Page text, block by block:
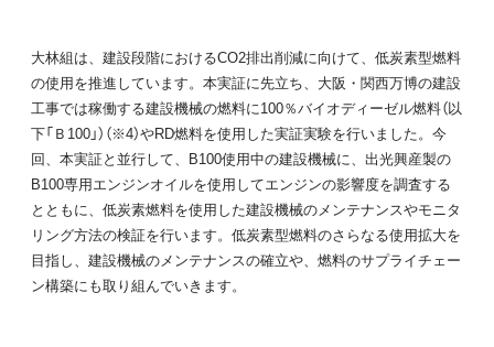
大林組は、建設段階におけるCO2排出削減に向けて、低炭素型燃料
の使用を推進しています。本実証に先立ち、大阪・関西万博の建設
工事では稼働する建設機械の燃料に100％バイオディーゼル燃料（以
下「Ｂ100」）（※4）やRD燃料を使用した実証実験を行いました。今
回、本実証と並行して、B100使用中の建設機械に、出光興産製の
B100専用エンジンオイルを使用してエンジンの影響度を調査する
とともに、低炭素燃料を使用した建設機械のメンテナンスやモニタ
リング方法の検証を行います。低炭素型燃料のさらなる使用拡大を
目指し、建設機械のメンテナンスの確立や、燃料のサプライチェー
ン構築にも取り組んでいきます。